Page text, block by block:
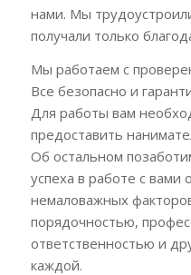
нами. Мы
получали только
Мы работаем с
Все безопасно и
Для работы вам
предоставить
Об остальном
успеха в работе с вами
немаловажных
порядочностью,
ответственностью и
каждой.